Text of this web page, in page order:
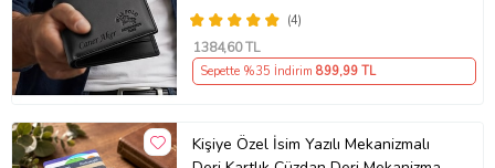
(4)
1384,60 TL
Sepette %35 İndirim 899,99 TL
Kişiye Özel İsim Yazılı Mekanizmalı